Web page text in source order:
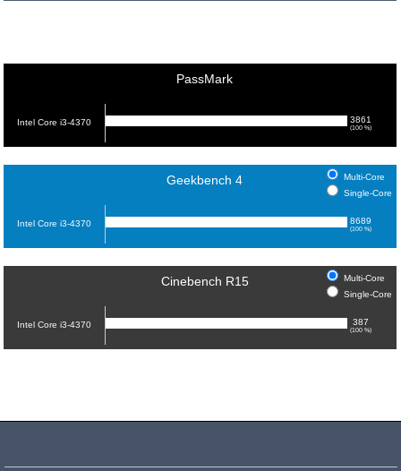
PassMark
Intel Core i3-4370 3861
(100 %)
Geekbench 4
Multi-Core
Single-Core
Intel Core i3-4370 8689
(100 %)
Cinebench R15
Multi-Core
Single-Core
Intel Core i3-4370 387
(100 %)